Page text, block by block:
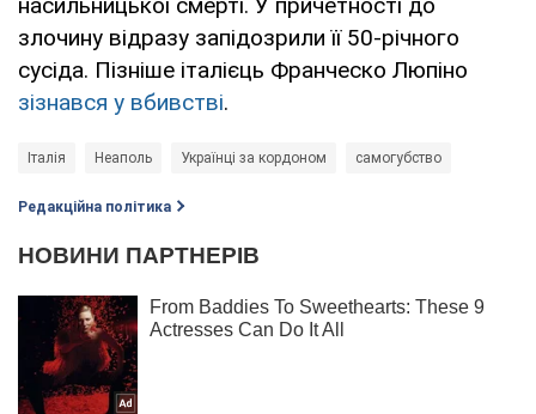
насильницької смерті. У причетності до
злочину відразу запідозрили її 50-річного
сусіда. Пізніше італієць Франческо Люпіно
зізнався у вбивстві.
Італія Неаполь Українці за кордоном самогубство
Редакційна політика